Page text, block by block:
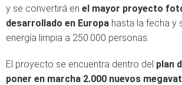
y se convertirá en el mayor proyecto
desarrollado en Europa hasta la fecha y
energía limpia a 250.000 personas.
El proyecto se encuentra dentro del plan
poner en marcha 2.000 nuevos